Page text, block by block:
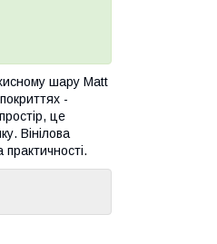
шару Matt
-
це
Вінілова